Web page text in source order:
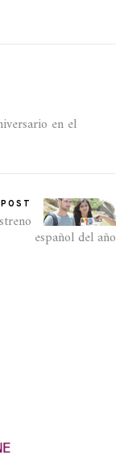
en el
español del año